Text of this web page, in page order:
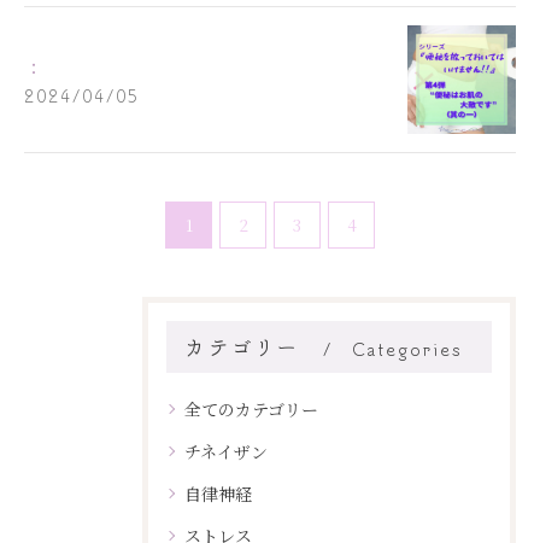
：
2024/04/05
1 2 3 4
カテゴリー Categories
全てのカテゴリー
チネイザン
自律神経
ストレス